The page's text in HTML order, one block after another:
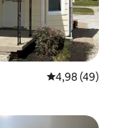
Gemiddelde
4,98 (49)